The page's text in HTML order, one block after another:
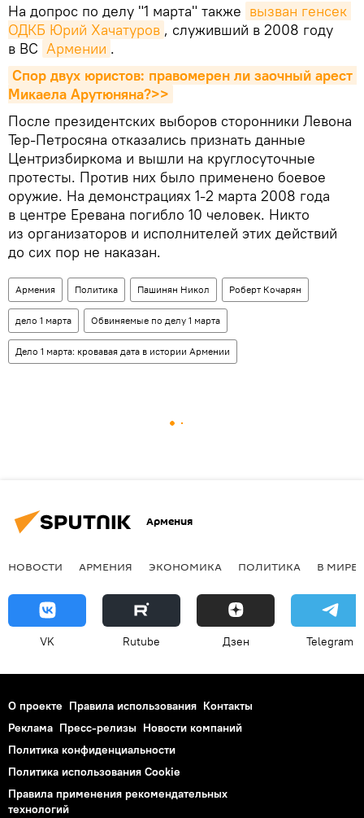
На допрос по делу "1 марта" также вызван генсек
ОДКБ Юрий Хачатуров , служивший в 2008 году
в ВС Армении .
Спор двух юристов: правомерен ли заочный арест
Микаела Арутюняна?>>
После президентских выборов сторонники Левона
Тер-Петросяна отказались признать данные
Центризбиркома и вышли на круглосуточные
протесты. Против них было применено боевое
оружие. На демонстрациях 1-2 марта 2008 года
в центре Еревана погибло 10 человек. Никто
из организаторов и исполнителей этих действий
до сих пор не наказан.
Армения Политика Пашинян Никол Роберт Кочарян
дело 1 марта Обвиняемые по делу 1 марта
Дело 1 марта: кровавая дата в истории Армении
Армения
НОВОСТИ АРМЕНИЯ ЭКОНОМИКА ПОЛИТИКА В МИРЕ
VK Rutube Дзен Telegram
О проекте Правила использования Контакты
Реклама Пресс-релизы Новости компаний
Политика конфиденциальности
Политика использования Cookie
Правила применения рекомендательных
технологий